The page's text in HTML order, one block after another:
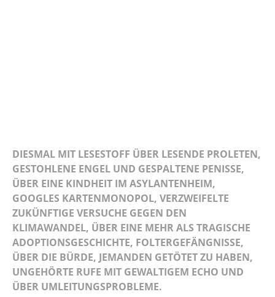
DIESMAL MIT LESESTOFF ÜBER LESENDE PROLETEN,
GESTOHLENE ENGEL UND GESPALTENE PENISSE,
ÜBER EINE KINDHEIT IM ASYLANTENHEIM,
GOOGLES KARTENMONOPOL, VERZWEIFELTE
ZUKÜNFTIGE VERSUCHE GEGEN DEN
KLIMAWANDEL, ÜBER EINE MEHR ALS TRAGISCHE
ADOPTIONSGESCHICHTE, FOLTERGEFÄNGNISSE,
ÜBER DIE BÜRDE, JEMANDEN GETÖTET ZU HABEN,
UNGEHÖRTE RUFE MIT GEWALTIGEM ECHO UND
ÜBER UMLEITUNGSPROBLEME.